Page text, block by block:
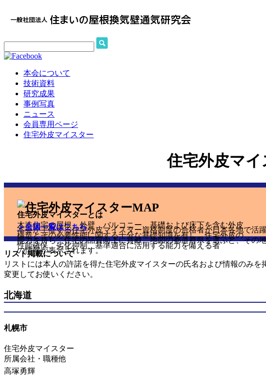
本会について
技術資料
研究成果
事例写真
ニュース
会員専用ページ
住宅外皮マイスター
住宅外皮マ
本会が主催する住宅外皮マイスター資格制度の合格者が日本各地で活
能力を持ち、住宅の品質向上に貢献。地図の都道府県を選ぶと、その
の情報が表示されます。
住宅外皮マイスターとは
木造住宅の屋根、外壁、バルコニー、基礎および床下を含む外皮
構造とその必要性能に関する十分な基礎知識を有し、住宅外皮の
性能確保、劣化抑制、基準適合に活用する能力を備える者
＞全国一覧はこちら
リスト掲載について
リストには本人の許諾を得た住宅外皮マイスターの氏名および情報のみ
変更してお使いください。
北海道
札幌市
住宅外皮マイスター
所属会社・職種他
高塚勇輝